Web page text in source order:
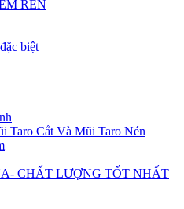
REN
biệt
Taro Cắt Và Mũi Taro Nén
CHẤT LƯỢNG TỐT NHẤT